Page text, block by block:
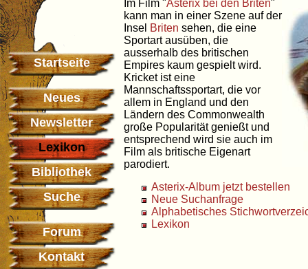
Startseite
Neues
Newsletter
Lexikon
Bibliothek
Suche
Forum
Kontakt
Im Film "Asterix bei den Briten"
kann man in einer Szene auf der
Insel Briten sehen, die eine
Sportart ausüben, die
ausserhalb des britischen
Empires kaum gespielt wird.
Kricket ist eine
Mannschaftssportart, die vor
allem in England und den
Ländern des Commonwealth
große Popularität genießt und
entsprechend wird sie auch im
Film als britische Eigenart
parodiert.
Asterix-Album jetzt bestellen
Neue Suchanfrage
Alphabetisches
Lexikon